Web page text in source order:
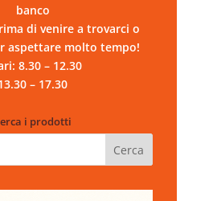
banco
di venire a trovarci o
aspettare molto tempo!
8.30 – 12.30
– 17.30
i prodotti